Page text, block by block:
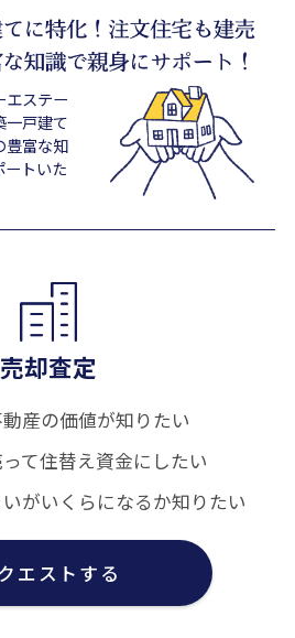
エステー
一戸建て
豊富な知
トいた
売却査定
産の価値が知りたい
て住替え資金にしたい
がいくらになるか知りたい
エストする